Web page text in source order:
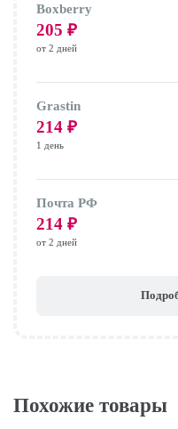
Boxberry
205 ₽
от 2 дней
Grastin
214 ₽
1 день
Почта РФ
214 ₽
от 2 дней
Похожие товары